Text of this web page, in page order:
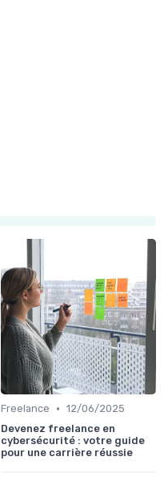
Freelance • 12/06/2025
Devenez freelance en
cybersécurité : votre guide
pour une carrière réussie